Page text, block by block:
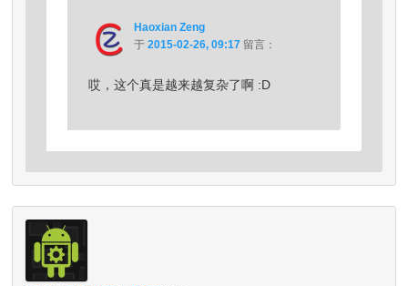
Haoxian Zeng
于 2015-02-26, 09:17 留言：
哎，这个真是越来越复杂了啊 :D